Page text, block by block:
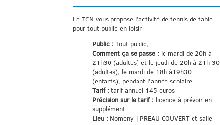
Le TCN vous propose l’activité de tennis de table
pour tout public en loisir
Public :Tout public,
Comment ça se passe : le mardi de 20h à
21h30 (adultes) et le jeudi de 20h à 21h 30
(adultes), le mardi de 18h à19h30
(enfants), pendant l'année scolaire
Tarif :tarif annuel 145 euros
Précision sur le tarif : licence à prévoir en
supplément
Lieu : Nomeny | PREAU COUVERT et salle